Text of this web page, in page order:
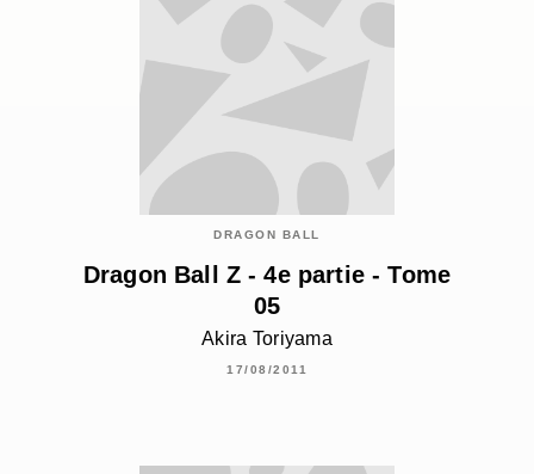
DRAGON BALL
Dragon Ball Z - 4e partie - Tome
05
Akira Toriyama
17/08/2011